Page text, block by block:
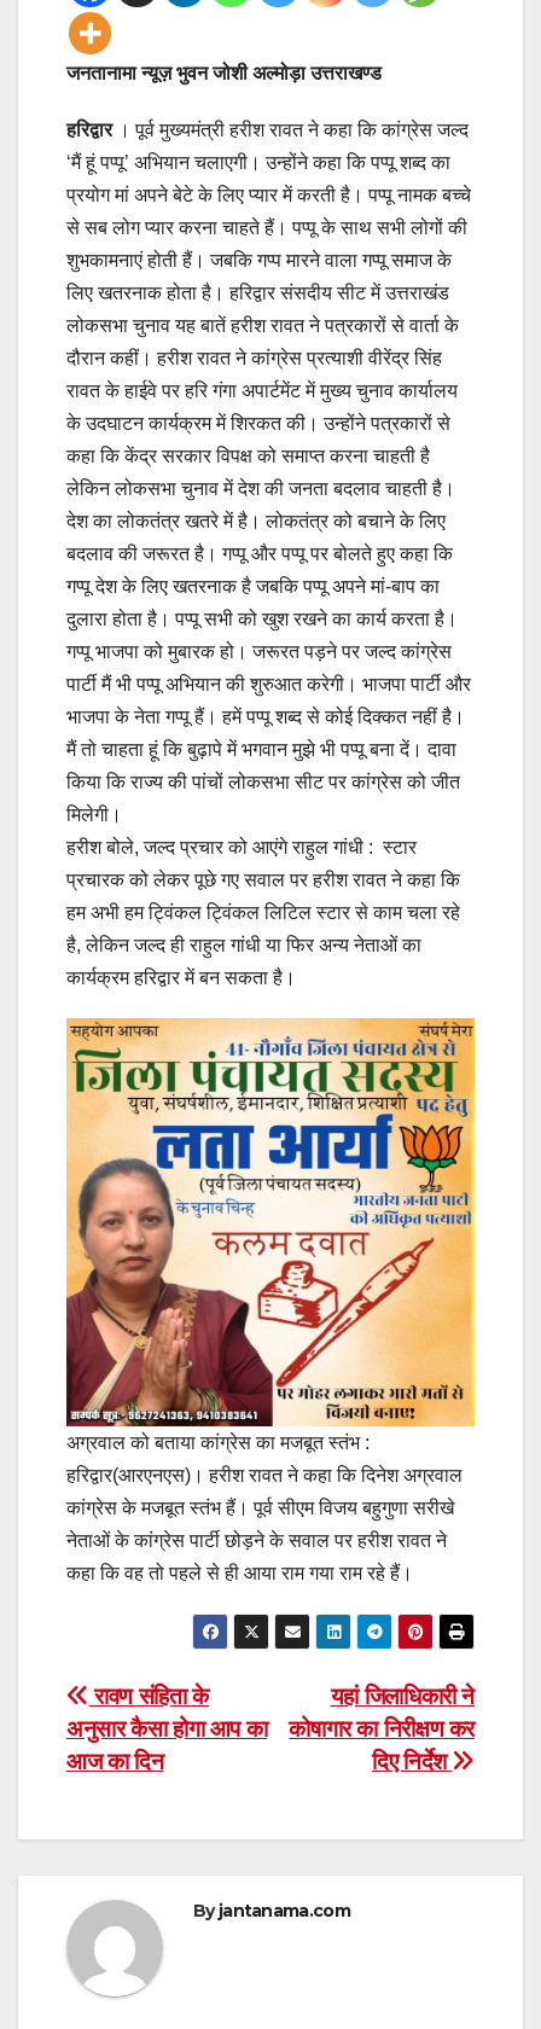
जनतानामा न्यूज़ भुवन जोशी अल्मोड़ा उत्तराखण्ड
हरिद्वार। पूर्व मुख्यमंत्री हरीश रावत ने कहा कि कांग्रेस जल्द
‘मैं हूं पप्पू’ अभियान चलाएगी। उन्होंने कहा कि पप्पू शब्द का
प्रयोग मां अपने बेटे के लिए प्यार में करती है। पप्पू नामक बच्चे
से सब लोग प्यार करना चाहते हैं। पप्पू के साथ सभी लोगों की
शुभकामनाएं होती हैं। जबकि गप्प मारने वाला गप्पू समाज के
लिए खतरनाक होता है। हरिद्वार संसदीय सीट में उत्तराखंड
लोकसभा चुनाव यह बातें हरीश रावत ने पत्रकारों से वार्ता के
दौरान कहीं। हरीश रावत ने कांग्रेस प्रत्याशी वीरेंद्र सिंह
रावत के हाईवे पर हरि गंगा अपार्टमेंट में मुख्य चुनाव कार्यालय
के उदघाटन कार्यक्रम में शिरकत की। उन्होंने पत्रकारों से
कहा कि केंद्र सरकार विपक्ष को समाप्त करना चाहती है
लेकिन लोकसभा चुनाव में देश की जनता बदलाव चाहती है।
देश का लोकतंत्र खतरे में है। लोकतंत्र को बचाने के लिए
बदलाव की जरूरत है। गप्पू और पप्पू पर बोलते हुए कहा कि
गप्पू देश के लिए खतरनाक है जबकि पप्पू अपने मां-बाप का
दुलारा होता है। पप्पू सभी को खुश रखने का कार्य करता है।
गप्पू भाजपा को मुबारक हो। जरूरत पड़ने पर जल्द कांग्रेस
पार्टी मैं भी पप्पू अभियान की शुरुआत करेगी। भाजपा पार्टी और
भाजपा के नेता गप्पू हैं। हमें पप्पू शब्द से कोई दिक्कत नहीं है।
मैं तो चाहता हूं कि बुढ़ापे में भगवान मुझे भी पप्पू बना दें। दावा
किया कि राज्य की पांचों लोकसभा सीट पर कांग्रेस को जीत
मिलेगी।
हरीश बोले, जल्द प्रचार को आएंगे राहुल गांधी : स्टार
प्रचारक को लेकर पूछे गए सवाल पर हरीश रावत ने कहा कि
हम अभी हम ट्विंकल ट्विंकल लिटिल स्टार से काम चला रहे
है, लेकिन जल्द ही राहुल गांधी या फिर अन्य नेताओं का
कार्यक्रम हरिद्वार में बन सकता है।
अग्रवाल को बताया कांग्रेस का मजबूत स्तंभ :
हरिद्वार(आरएनएस)। हरीश रावत ने कहा कि दिनेश अग्रवाल
कांग्रेस के मजबूत स्तंभ हैं। पूर्व सीएम विजय बहुगुणा सरीखे
नेताओं के कांग्रेस पार्टी छोड़ने के सवाल पर हरीश रावत ने
कहा कि वह तो पहले से ही आया राम गया राम रहे हैं।
Post
navigation
यहां जिलाधिकारी ने
कोषागार का निरीक्षण कर
दिए निर्देश
रावण संहिता के
अनुसार कैसा होगा आप का
आज का दिन
Byjantanama.com